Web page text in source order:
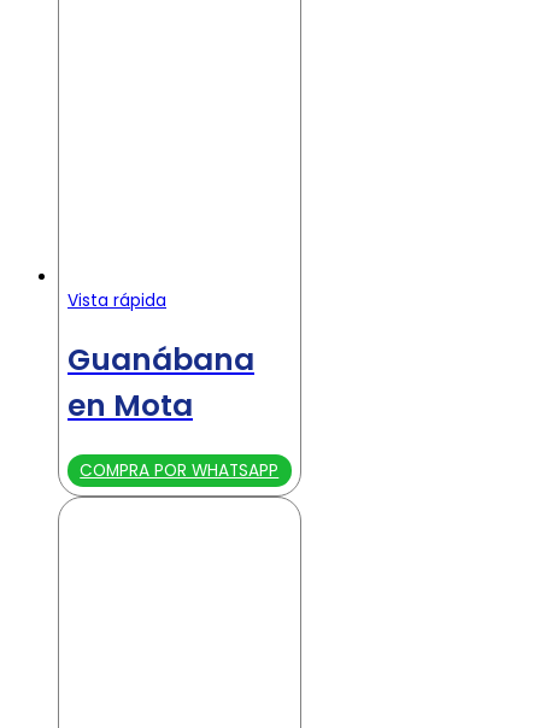
Vista rápida
Guanábana
en Mota
COMPRA POR WHATSAPP